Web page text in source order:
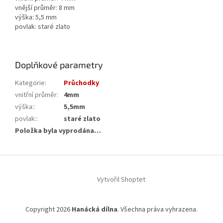
vnější průměr: 8 mm
výška: 5,5 mm
povlak: staré zlato
Doplňkové parametry
Kategorie:
Průchodky
vnitřní průměr:
4mm
výška::
5,5mm
povlak::
staré zlato
Položka byla vyprodána…
Vytvořil Shoptet
Copyright 2026 Hanácká dílna. Všechna práva vyhrazena.